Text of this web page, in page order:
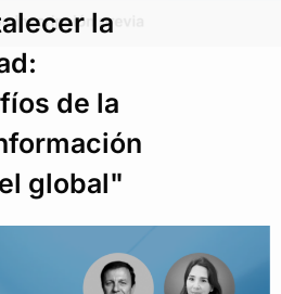
la
de la
global"